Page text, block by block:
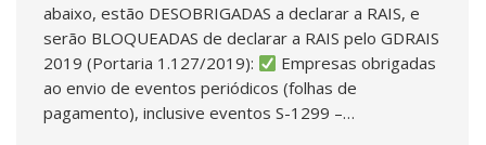
abaixo, estão DESOBRIGADAS a declarar a RAIS, e
serão BLOQUEADAS de declarar a RAIS pelo GDRAIS
2019 (Portaria 1.127/2019):
Empresas obrigadas
ao envio de eventos periódicos (folhas de
pagamento), inclusive eventos S-1299 –…